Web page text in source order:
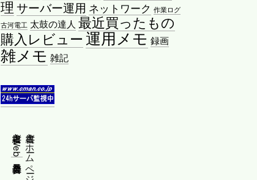
理 サーバー運用 ネットワーク 作業ログ
古河電工 太鼓の達人 最近買ったもの
購入レビュー 運用メモ 録画
雑メモ 雑記
縦書きWeb普及委員会